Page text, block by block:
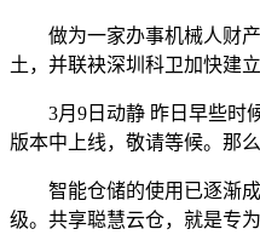
做为一家办事机械人财产
土，并联袂深圳科卫加快建
3月9日动静 昨日早些时候
版本中上线，敬请等候。那么
智能仓储的使用已逐渐成
级。共享聪慧云仓，就是专